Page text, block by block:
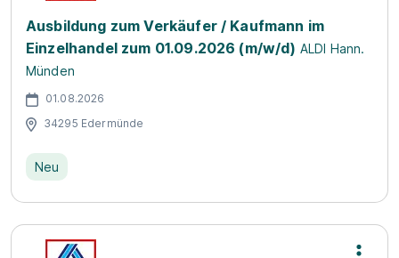
Ausbildung zum Verkäufer / Kaufmann im
Einzelhandel zum 01.09.2026 (m/w/d) ALDI Hann.
Münden
01.08.2026
34295 Edermünde
Neu